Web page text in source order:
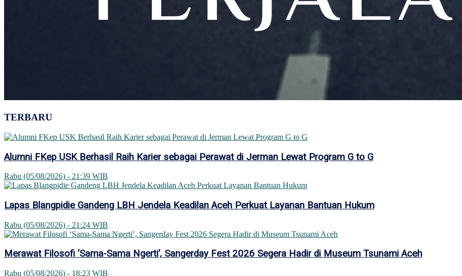
TERBARU
Alumni FKep USK Berhasil Raih Karier sebagai Perawat di Jerman Lewat Program G to G
Rabu (05/08/2026) - 21:39 WIB
Lapas Blangpidie Gandeng LBH Jendela Keadilan Aceh Perkuat Layanan Bantuan Hukum
Rabu (05/08/2026) - 21:24 WIB
Merawat Filosofi ‘Sama-Sama Ngerti’, Sangerday Fest 2026 Segera Hadir di Museum Tsunami Aceh
Rabu (05/08/2026) - 18:23 WIB